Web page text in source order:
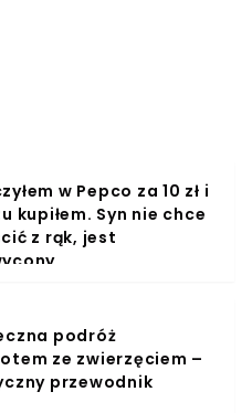
w Pepco za 10 zł i
kupiłem. Syn nie chce
z rąk, jest
podróż
ze zwierzęciem –
przewodnik